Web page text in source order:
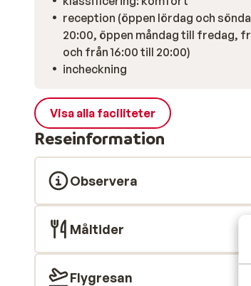
reception (öppen lördag och
20:00, öppen måndag till fredag,
och från 16:00 till 20:00)
incheckning
Visa alla faciliteter
Reseinformation
Observera
Måltider
Flygresan